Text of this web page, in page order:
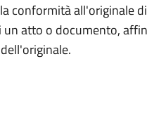
conformità all'originale
un atto o documento,